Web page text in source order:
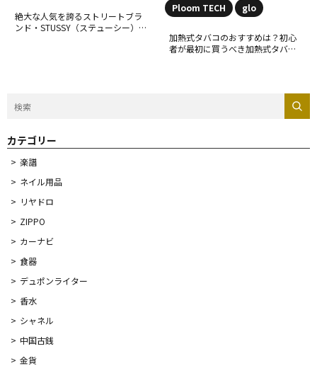
絶大な人気を誇るストリートブラ
ンド・STUSSY（ステューシー）と
Ploom TECH
glo
加熱式タバコのおすすめは？初心
者が最初に買うべき加熱式タバコ3
カテゴリー
楽譜
ネイル用品
リヤドロ
ZIPPO
カーナビ
食器
デュポンライター
香水
シャネル
中国古銭
金貨